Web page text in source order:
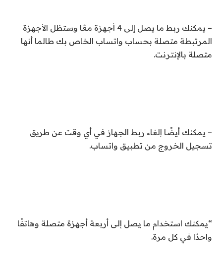
– يمكنك ربط ما يصل إلى 4 أجهزة معًا وستظل الأجهزة
المرتبطة متصلة بحساب واتساب الخاص بك طالما أنها
متصلة بالإنترنت.
– يمكنك أيضًا إلغاء ربط الجهاز في أي وقت عن طريق
تسجيل الخروج من تطبيق واتساب.
“يمكنك استخدام ما يصل إلى أربعة أجهزة متصلة وهاتفًا
واحدًا في كل مرة.